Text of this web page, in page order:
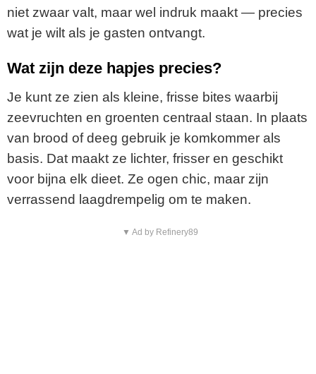
niet zwaar valt, maar wel indruk maakt — precies
wat je wilt als je gasten ontvangt.
Wat zijn deze hapjes precies?
Je kunt ze zien als kleine, frisse bites waarbij
zeevruchten en groenten centraal staan. In plaats
van brood of deeg gebruik je komkommer als
basis. Dat maakt ze lichter, frisser en geschikt
voor bijna elk dieet. Ze ogen chic, maar zijn
verrassend laagdrempelig om te maken.
▼ Ad by Refinery89